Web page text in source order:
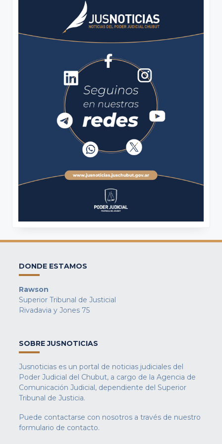
DONDE ESTAMOS
Rawson
Superior Tribunal de Justicial
Rivadavia y Jones 75
SOBRE JUSNOTICIAS
Jusnoticias es un portal de noticias judiciales del
Poder Judicial del Chubut, a cargo de la Agencia de
Comunicación Judicial, dependiente del Superior
Tribunal de Justicia.
Puede contactarse con nosotros a través de nuestro
formulario de contacto.